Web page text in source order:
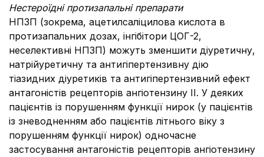
Нестероїдні протизапальні препарати
НПЗП (зокрема, ацетилсаліцилова кислота в
протизапальних дозах, інгібітори ЦОГ-2,
неселективні НПЗП) можуть зменшити діуретичну,
натрійуретичну та антигіпертензивну дію
тіазидних діуретиків та антигіпертензивний ефект
антагоністів рецепторів ангіотензину II. У деяких
пацієнтів із порушенням функції нирок (у пацієнтів
із зневодненням або пацієнтів літнього віку з
порушенням функції нирок) одночасне
застосування антагоністів рецепторів ангіотензину